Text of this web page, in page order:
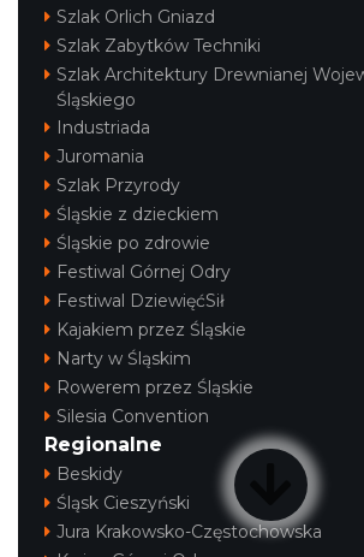
Szlak Orlich Gniazd
Szlak Zabytków Techniki
Szlak Architektury Drewnianej
Śląskiego
Industriada
Juromania
Szlak Przyrody
Śląskie z dzieckiem
Śląskie po zdrowie
Festiwal Górnej Odry
Festiwal DziewięćSił
Kajakiem przez Śląskie
Narty w Śląskim
Rowerem przez Śląskie
Silesia Convention
Regionalne
Beskidy
Śląsk Cieszyński
Jura Krakowsko-Częstochowska